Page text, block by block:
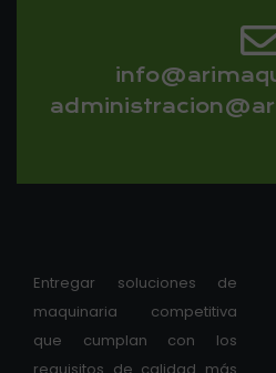
Entregar soluciones de
maquinaria competitiva
que cumplan con los